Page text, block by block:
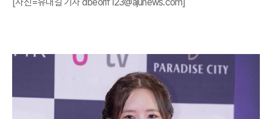
[사진=유대길 기자 dbeorlf123@ajunews.com]